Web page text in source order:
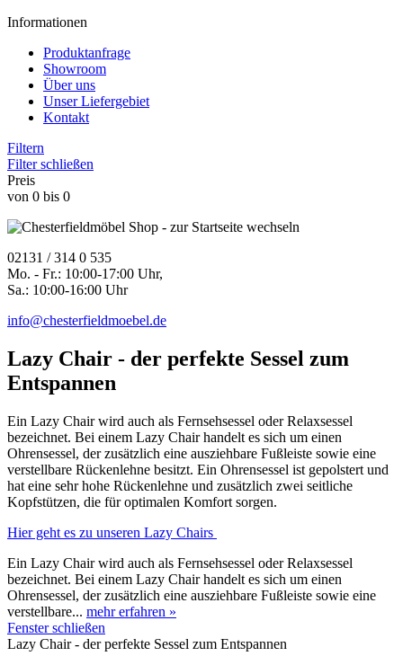
Informationen
Produktanfrage
Showroom
Über uns
Unser Liefergebiet
Kontakt
Filtern
Filter schließen
Preis
von 0 bis 0
02131 / 314 0 535
Mo. - Fr.: 10:00-17:00 Uhr,
Sa.: 10:00-16:00 Uhr
info@chesterfieldmoebel.de
Lazy Chair - der perfekte Sessel zum
Entspannen
Ein Lazy Chair wird auch als Fernsehsessel oder Relaxsessel
bezeichnet. Bei einem Lazy Chair handelt es sich um einen
Ohrensessel, der zusätzlich eine ausziehbare Fußleiste sowie eine
verstellbare Rückenlehne besitzt. Ein Ohrensessel ist gepolstert und
hat eine sehr hohe Rückenlehne und zusätzlich zwei seitliche
Kopfstützen, die für optimalen Komfort sorgen.
Hier geht es zu unseren Lazy Chairs
Ein Lazy Chair wird auch als Fernsehsessel oder Relaxsessel
bezeichnet. Bei einem Lazy Chair handelt es sich um einen
Ohrensessel, der zusätzlich eine ausziehbare Fußleiste sowie eine
verstellbare... mehr erfahren »
Fenster schließen
Lazy Chair - der perfekte Sessel zum Entspannen